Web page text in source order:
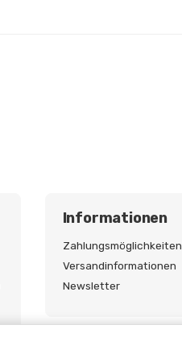
Informationen
Zahlungsmöglichkeiten
Versandinformationen
Newsletter